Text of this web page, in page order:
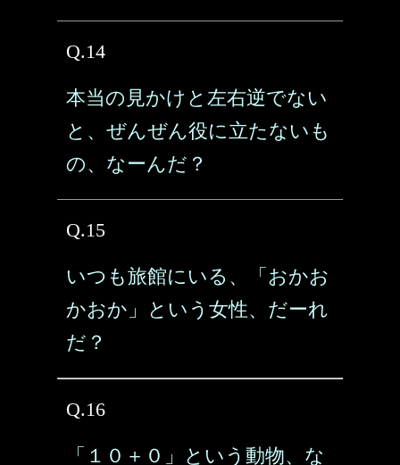
Q.14
本当の見かけと左右逆でない
と、ぜんぜん役に立たないも
の、なーんだ？
Q.15
いつも旅館にいる、「おかお
かおか」という女性、だーれ
だ？
Q.16
「１０＋０」という動物、な